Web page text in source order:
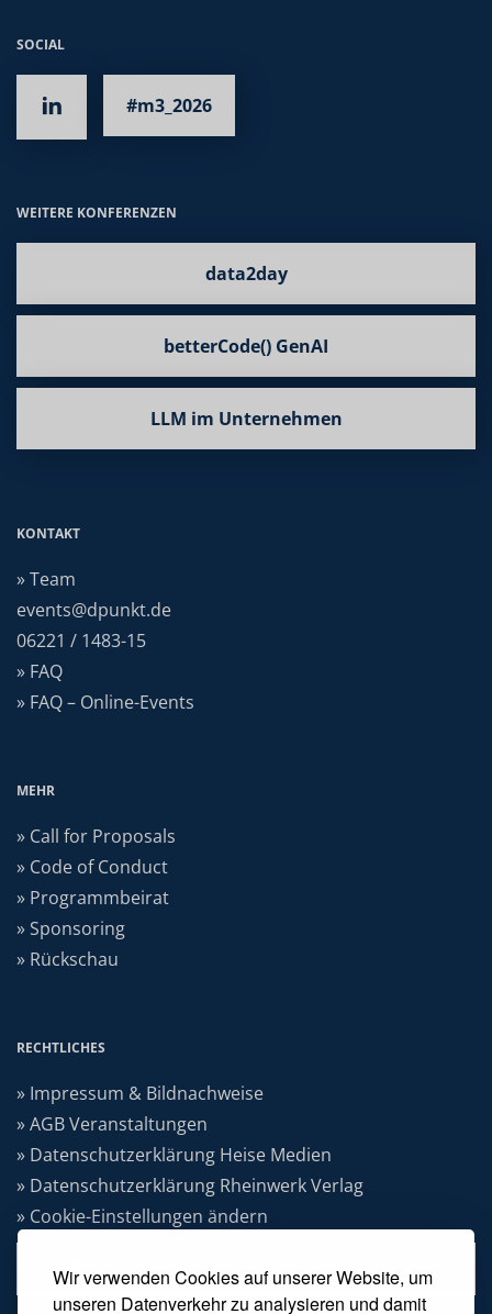
Wir verwenden Cookies auf unserer Website, um
unseren Datenverkehr zu analysieren und damit
SOCIAL
#m3_2026
WEITERE KONFERENZEN
data2day
betterCode() GenAI
LLM im Unternehmen
KONTAKT
» Team
events@dpunkt.de
06221 / 1483-15
» FAQ
» FAQ – Online-Events
MEHR
» Call for Proposals
» Code of Conduct
» Programmbeirat
» Sponsoring
» Rückschau
RECHTLICHES
» Impressum & Bildnachweise
» AGB Veranstaltungen
» Datenschutzerklärung Heise Medien
» Datenschutzerklärung Rheinwerk Verlag
» Cookie-Einstellungen ändern
» Vertrag widerrufen